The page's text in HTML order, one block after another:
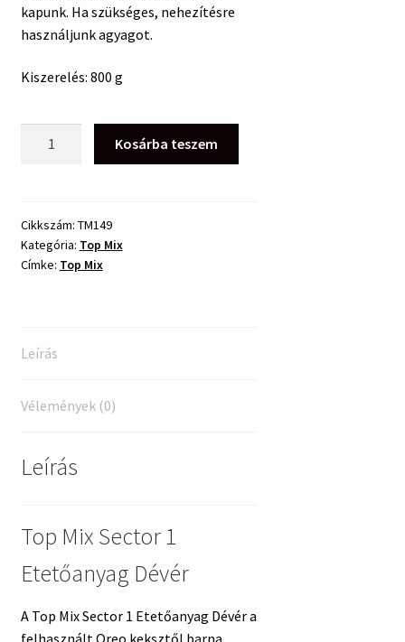
kapunk. Ha szükséges, nehezítésre
használjunk agyagot.
Kiszerelés: 800 g
Etetőanyag
Dévér
-
Kosárba teszem
Cikkszám: TM149
Kategória: Top Mix
Címke: Top Mix
Leírás
Vélemények (0)
Leírás
Top Mix Sector 1
Etetőanyag Dévér
A Top Mix Sector 1 Etetőanyag Dévér a
felhasznált Oreo keksztől barna